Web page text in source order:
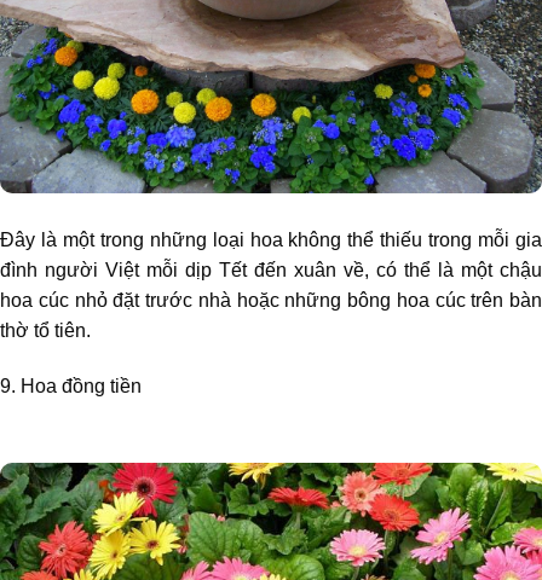
Đây là một trong những loại hoa không thể thiếu trong mỗi gia
đình người Việt mỗi dịp Tết đến xuân về, có thể là một chậu
hoa cúc nhỏ đặt trước nhà hoặc những bông hoa cúc trên bàn
thờ tổ tiên.
9. Hoa đồng tiền